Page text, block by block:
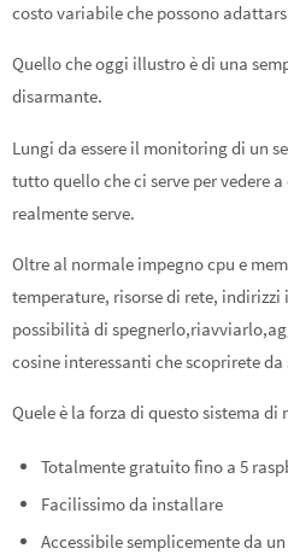
costo variabile che possono
Quello che oggi illustro è di una
disarmante.
Lungi da essere il monitoring di un
tutto quello che ci serve per vedere
realmente serve.
Oltre al normale impegno cpu e
temperature, risorse di rete,
possibilità di
cosine interessanti che scoprirete da
Quele è la forza di questo sistema di
Totalmente gratuito fino a 5
Facilissimo da installare
Accessibile semplicemente da